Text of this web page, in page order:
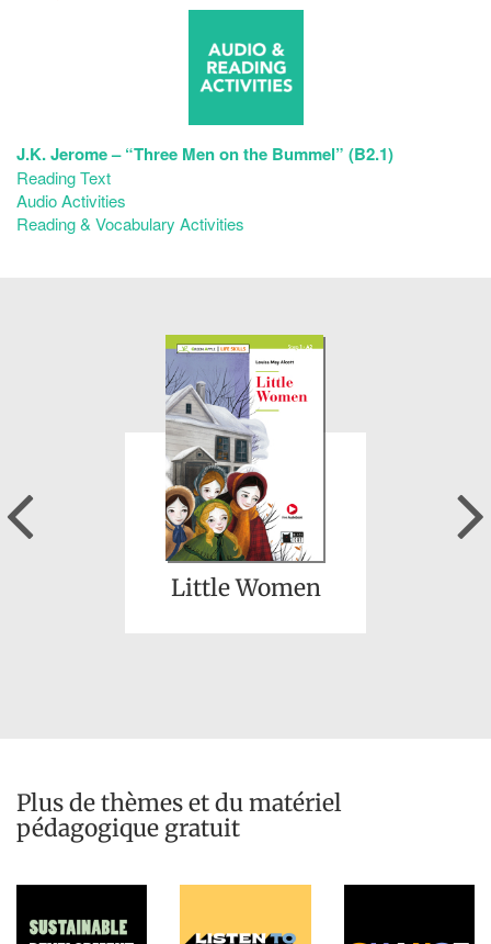
J.K. Jerome – “Three Men on the Bummel” (B2.1)
Reading Text
Audio Activities
Reading & Vocabulary Activities
Little Women
Previous
Plus de thèmes et du matériel
pédagogique gratuit